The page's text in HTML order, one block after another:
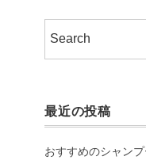
最近の投稿
おすすめのシャン